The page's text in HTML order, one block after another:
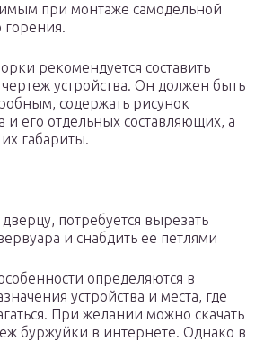
при монтаже самодельной
горения.
рекомендуется составить
устройства. Он должен быть
содержать рисунок
и его отдельных составляющих, а
габариты.
потребуется вырезать
и снабдить ее петлями
определяются в
устройства и места, где
При желании можно скачать
буржуйки в интернете. Однако в